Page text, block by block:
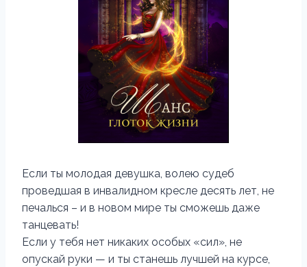
Если ты молодая девушка, волею судеб
проведшая в инвалидном кресле десять лет, не
печалься – и в новом мире ты сможешь даже
танцевать!
Если у тебя нет никаких особых «сил», не
опускай руки — и ты станешь лучшей на курсе,